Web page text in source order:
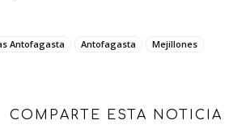
Antofagasta Antofagasta Mejillones
COMPARTE ESTA NOTICIA